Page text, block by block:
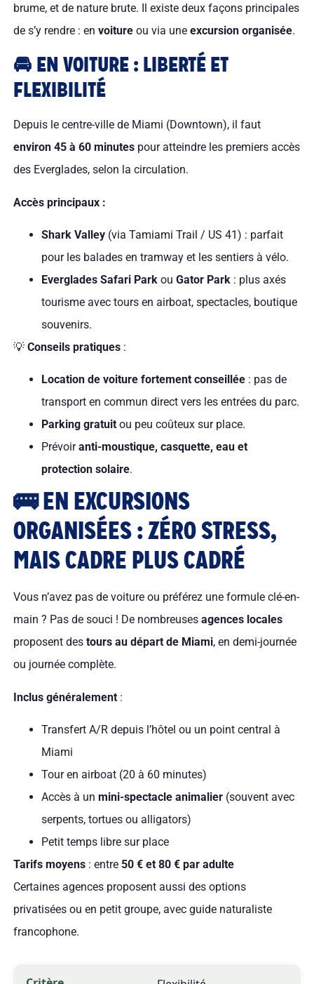
brume, et de nature brute. Il existe deux façons principales
de s’y rendre : en voitureou via une excursion organisée.
🚘 EN VOITURE : LIBERTÉ ET
FLEXIBILITÉ
Depuis le centre-ville de Miami (Downtown), il faut
environ 45 à 60 minutespour atteindre les premiers accès
des Everglades, selon la circulation.
Accès principaux :
Shark Valley(via Tamiami Trail / US 41) : parfait
pour les balades en tramway et les sentiers à vélo.
Everglades Safari Parkou Gator Park: plus axés
tourisme avec tours en airboat, spectacles, boutique
souvenirs.
💡 Conseils pratiques:
Location de voiture fortement conseillée: pas de
transport en commun direct vers les entrées du parc.
Parking gratuitou peu coûteux sur place.
Prévoiranti-moustique, casquette, eau et
protection solaire.
🚌 EN EXCURSIONS
ORGANISÉES : ZÉRO STRESS,
MAIS CADRE PLUS CADRÉ
Vous n’avez pas de voiture ou préférez une formule clé-en-
main ? Pas de souci ! De nombreuses agences locales
proposent des tours au départ de Miami, en demi-journée
ou journée complète.
Inclus généralement:
Transfert A/R depuis l’hôtel ou un point central à
Miami
Tour en airboat (20 à 60 minutes)
Accès à un mini-spectacle animalier(souvent avec
serpents, tortues ou alligators)
Petit temps libre sur place
Tarifs moyens: entre 50 € et 80 € par adulte
Certaines agences proposent aussi des options
privatisées ou en petit groupe, avec guide naturaliste
francophone.